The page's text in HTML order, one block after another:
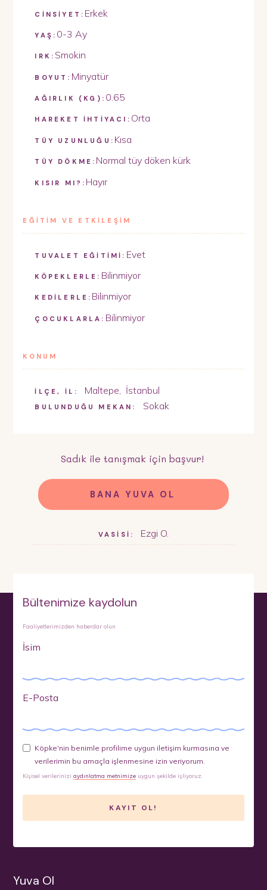
CİNSİYET: Erkek
YAŞ: 0-3 Ay
IRK: Smokin
BOYUT: Minyatür
AĞIRLIK (KG): 0.65
HAREKET İHTİYACI: Orta
TÜY UZUNLUĞU: Kısa
TÜY DÖKME: Normal tüy döken kürk
KISIR MI?: Hayır
EĞİTİM VE ETKİLEŞİM
TUVALET EĞİTİMİ: Evet
KÖPEKLERLE: Bilinmiyor
KEDİLERLE: Bilinmiyor
ÇOCUKLARLA: Bilinmiyor
KONUM
İLÇE, İL: Maltepe İstanbul
BULUNDUĞU MEKAN: Sokak
Sadık ile tanışmak için başvur!
BANA YUVA OL
VASİSİ: Ezgi O.
Bültenimize kaydolun
Faaliyetlerimizden haberdar olun
İsim
E-Posta
Köpke'nin benimle profilime uygun iletişim kurmasına ve
verilerimin bu amaçla işlenmesine izin veriyorum.
Kişisel verileriniziaydınlatma metnimize uygun şekilde işliyoruz.
Yuva Ol